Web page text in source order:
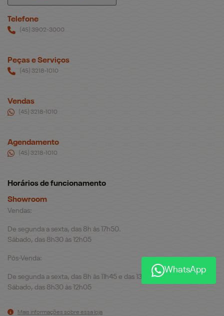
Telefone
(45) 3902-3000
Peças e Serviços
(45) 3218-1010
Vendas
(45) 3218-1010
Agendamento
(45) 3218-1010
Horários de funcionamento
Showroom
Vendas:
De segunda a sexta, das 8h às 17h50.
Sábado, das 8h30 às 12h05
Pós-Venda:
De segunda a sexta, das 8h às 11h45 e das 13h30 às 17h50.
Sábado, das 8h30 às 12h05
Mais informações sobre essa loja
WhatsApp